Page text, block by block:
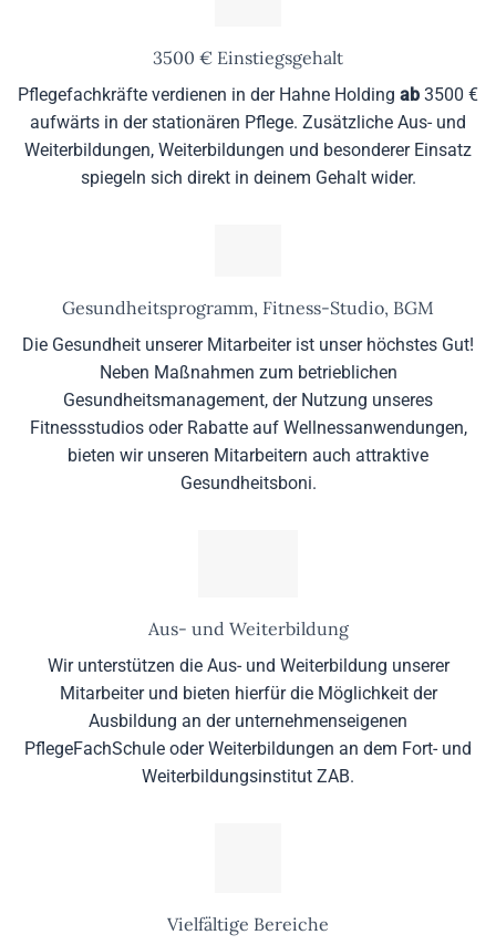
3500 € Einstiegsgehalt
Pflegefachkräfte verdienen in der Hahne Holding ab 3500 €
aufwärts in der stationären Pflege. Zusätzliche Aus- und
Weiterbildungen, Weiterbildungen und besonderer Einsatz
spiegeln sich direkt in deinem Gehalt wider.
Gesundheitsprogramm, Fitness-Studio, BGM
Die Gesundheit unserer Mitarbeiter ist unser höchstes Gut!
Neben Maßnahmen zum betrieblichen
Gesundheitsmanagement, der Nutzung unseres
Fitnessstudios oder Rabatte auf Wellnessanwendungen,
bieten wir unseren Mitarbeitern auch attraktive
Gesundheitsboni.
Aus- und Weiterbildung
Wir unterstützen die Aus- und Weiterbildung unserer
Mitarbeiter und bieten hierfür die Möglichkeit der
Ausbildung an der unternehmenseigenen
PflegeFachSchule oder Weiterbildungen an dem Fort- und
Weiterbildungsinstitut ZAB.
Vielfältige Bereiche